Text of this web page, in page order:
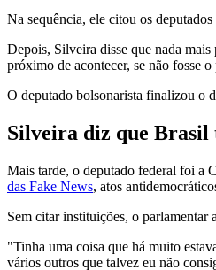
Na sequência, ele citou os
Depois, Silveira disse que nada
próximo de acontecer, se não fosse
O deputado bolsonarista finalizou o
Silveira diz que
Mais tarde, o deputado federal foi a
das Fake News, atos
Sem citar instituições, o
"Tinha uma coisa que há muito
vários outros que talvez eu não